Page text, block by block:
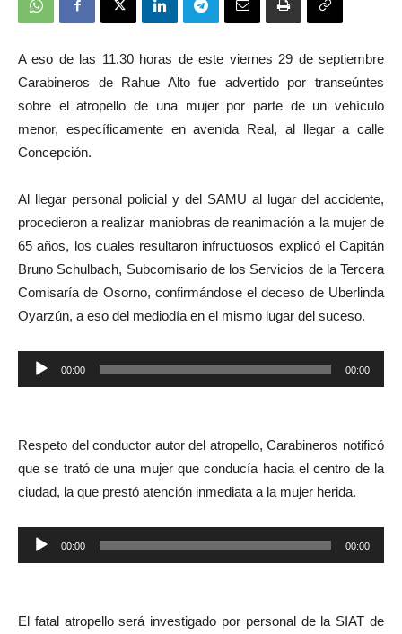
A eso de las 11.30 horas de este viernes 29 de septiembre
Carabineros de Rahue Alto fue advertido por transeúntes
sobre el atropello de una mujer por parte de un vehículo
menor, específicamente en avenida Real, al llegar a calle
Concepción.
Al llegar personal policial y del SAMU al lugar del accidente,
procedieron a realizar maniobras de reanimación a la mujer de
65 años, los cuales resultaron infructuosos explicó el Capitán
Bruno Schulbach, Subcomisario de los Servicios de la Tercera
Comisaría de Osorno, confirmándose el deceso de Uberlinda
Oyarzún, a eso del mediodía en el mismo lugar del suceso.
Reproductor
de
00:00 00:00
Respeto del conductor autor del atropello, Carabineros notificó
que se trató de una mujer que conducía hacia el centro de la
ciudad, la que prestó atención inmediata a la mujer herida.
Reproductor
de
00:00 00:00
El fatal atropello será investigado por personal de la SIAT de